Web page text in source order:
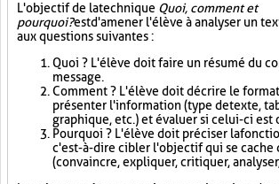
L'objectif de la technique Quoi, comment et
pourquoi?est d'amener l'élève à analyser un
aux questions suivantes :
Quoi ? L'élève doit faire un résumé du
message.
Comment ? L'élève doit décrire le
présenter l'information (type de texte,
graphique, etc.) et évaluer si celui-ci est
Pourquoi ? L'élève doit préciser la
c'est-à-dire cibler l'objectif qui se cache
(convaincre, expliquer, critiquer,